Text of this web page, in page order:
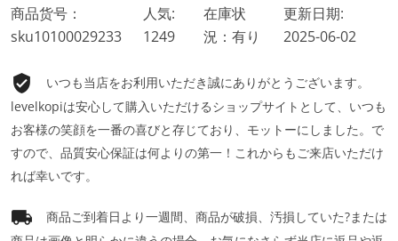
商品货号：
sku10100029233
人気:
1249
在庫状
況：有り
更新日期:
2025-06-02
いつも当店をお利用いただき誠にありがとうございます。
levelkopiは安心して購入いただけるショップサイトとして、いつも
お客様の笑顔を一番の喜びと存じており、モットーにしました。で
すので、品質安心保証は何よりの第一！これからもご来店いただけ
れば幸いです。
商品ご到着日より一週間、商品が破損、汚損していた?または